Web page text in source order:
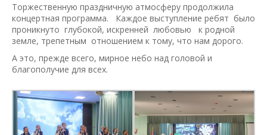
Торжественную праздничную атмосферу продолжила
концертная программа. Каждое выступление ребят было
проникнуто глубокой, искренней любовью к родной
земле, трепетным отношением к тому, что нам дорого.
А это, прежде всего, мирное небо над головой и
благополучие для всех.